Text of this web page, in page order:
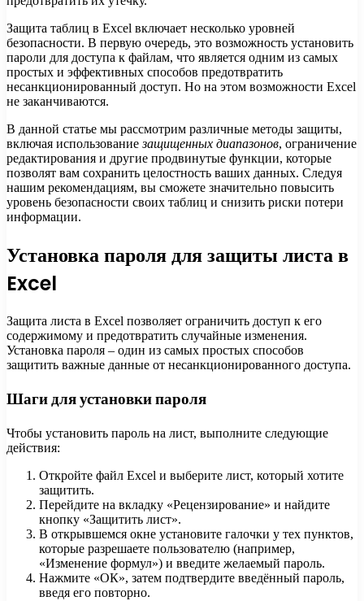
Защита таблиц в Excel включает несколько уровней
безопасности. В первую очередь, это возможность установить
пароли для доступа к файлам, что является одним из самых
простых и эффективных способов предотвратить
несанкционированный доступ. Но на этом возможности Excel
не заканчиваются.
В данной статье мы рассмотрим различные методы защиты,
включая использованиезащищенных диапазонов, ограничение
редактирования и другие продвинутые функции, которые
позволят вам сохранить целостность ваших данных. Следуя
нашим рекомендациям, вы сможете значительно повысить
уровень безопасности своих таблиц и снизить риски потери
информации.
Установка пароля для защиты листа в
Excel
Защита листа в Excel позволяет ограничить доступ к его
содержимому и предотвратить случайные изменения.
Установка пароля – один из самых простых способов
защитить важные данные от несанкционированного доступа.
Шаги для установки пароля
Чтобы установить пароль на лист, выполните следующие
действия:
Откройте файл Excel и выберите лист, который хотите
защитить.
Перейдите на вкладку «Рецензирование» и найдите
кнопку «Защитить лист».
В открывшемся окне установите галочки у тех пунктов,
которые разрешаете пользователю (например,
«Изменение формул») и введите желаемый пароль.
Нажмите «ОК», затем подтвердите введённый пароль,
введя его повторно.